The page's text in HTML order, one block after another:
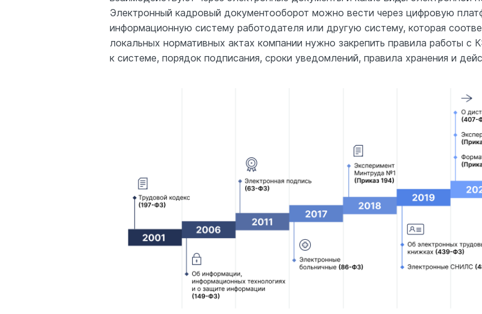
Электронный кадровый документооборот можно вести через цифровую
информационную систему работодателя или другую систему, которая
локальных нормативных актах компании нужно закрепить правила работы
к системе, порядок подписания, сроки уведомлений, правила хранения и